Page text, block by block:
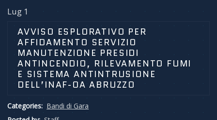
Lug 1
AVVISO ESPLORATIVO PER
AFFIDAMENTO SERVIZIO
MANUTENZIONE PRESIDI
ANTINCENDIO, RILEVAMENTO FUMI
E SISTEMA ANTINTRUSIONE
DELL’INAF-OA ABRUZZO
Categories: Bandi di Gara